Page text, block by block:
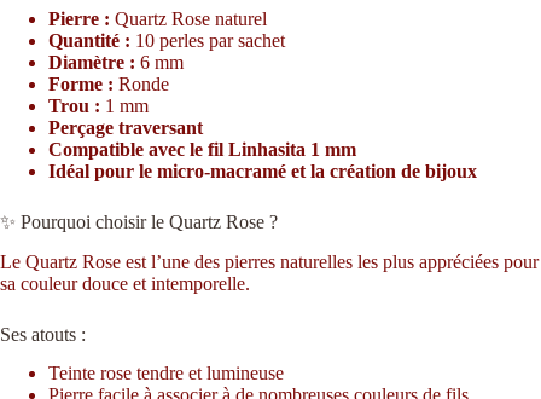
Pierre : Quartz Rose naturel
Quantité : 10 perles par sachet
Diamètre : 6 mm
Forme : Ronde
Trou : 1 mm
Perçage traversant
Compatible avec le fil Linhasita 1 mm
Idéal pour le micro-macramé et la création de bijoux
✨ Pourquoi choisir le Quartz Rose ?
Le Quartz Rose est l’une des pierres naturelles les plus appréciées pour
sa couleur douce et intemporelle.
Ses atouts :
Teinte rose tendre et lumineuse